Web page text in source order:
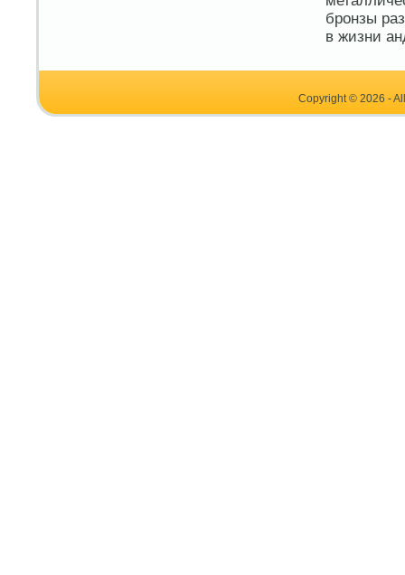
бронзы
в жизни
Copyright © 2026 -